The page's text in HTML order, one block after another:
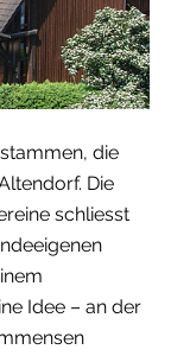
die
Die
schliesst
Idee – an der